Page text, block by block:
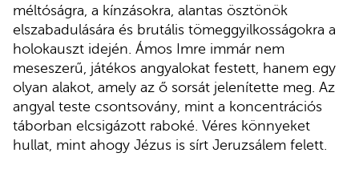
méltóságra, a kínzásokra, alantas ösztönök
elszabadulására és brutális tömeggyilkosságokra a
holokauszt idején. Ámos Imre immár nem
meseszerű, játékos angyalokat festett, hanem egy
olyan alakot, amely az ő sorsát jelenítette meg. Az
angyal teste csontsovány, mint a koncentrációs
táborban elcsigázott raboké. Véres könnyeket
hullat, mint ahogy Jézus is sírt Jeruzsálem felett.